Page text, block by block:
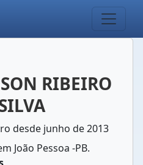
RIBEIRO
desde junho de 2013
João Pessoa -PB.